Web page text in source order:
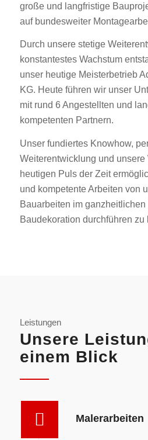
große und langfristige
auf bundesweiter
Durch unsere stetige
konstantestes Wachstum
unser heutige Meisterbetrieb
KG. Heute führen wir unser
mit rund 6 Angestellten und
kompetenten Partnern.
Unser fundiertes Knowhow,
Weiterentwicklung und
heutigen Puls der Zeit
und kompetente Arbeiten von
Bauarbeiten im
Baudekoration durchführen zu
Leistungen
Unsere
einem Blick
Malerarbeiten